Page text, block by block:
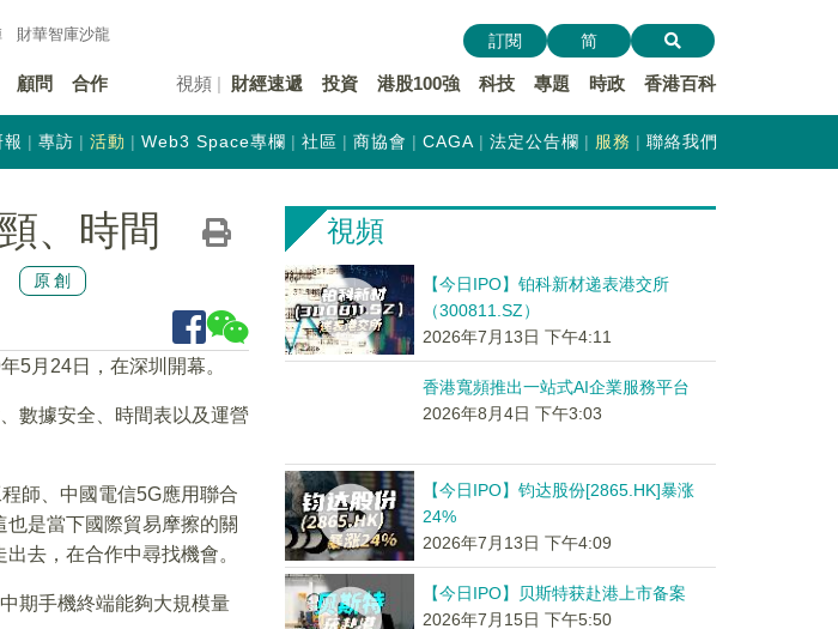
財華智庫沙龍
顧問 合作 視頻 財經速遞 投資 港股100強 科技 專題 時政 香港百科
訂閱 简
報 專訪 活動 Web3 Space專欄 社區 商協會 CAGA 法定公告欄 服務 聯絡我們
、時間
原創
5月24日，在深圳開幕。
數據安全、時間表以及運營
師、中國電信5G應用聯合
是當下國際貿易摩擦的關
去，在合作中尋找機會。
期手機終端能夠大規模量
視頻
【今日IPO】铂科新材递表港交所
（300811.SZ）
2026年7月13日 下午4:11
香港寬頻推出一站式AI企業服務平台
2026年8月4日 下午3:03
【今日IPO】钧达股份[2865.HK]暴涨
24%
2026年7月13日 下午4:09
【今日IPO】贝斯特获赴港上市备案
2026年7月15日 下午5:50